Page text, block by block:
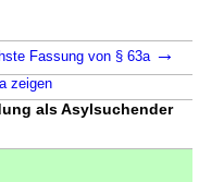
Fassung von § 63a →
zeigen
als Asylsuchender